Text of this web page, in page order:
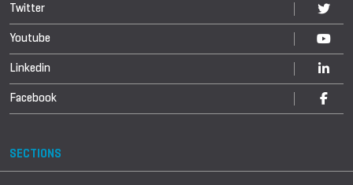
Twitter
Youtube
Linkedin
Facebook
SECTIONS